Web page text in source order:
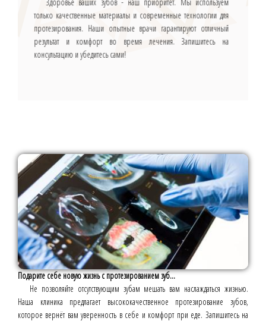
только качественные материалы и современные технологии для
протезирования. Наши опытные врачи гарантируют отличный
результат и комфорт во время лечения. Запишитесь на
консультацию и убедитесь сами!
Подарите себе новую жизнь с протезированием зуб...
Не позволяйте отсутствующим зубам мешать вам наслаждаться жизнью.
Наша клиника предлагает высококачественное протезирование зубов,
которое вернёт вам уверенность в себе и комфорт при еде. Запишитесь на